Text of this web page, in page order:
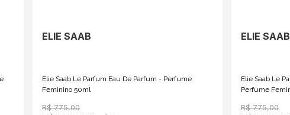
ELIE SAAB
Elie Saab Le Parfum Eau De Parfum - Perfume
Feminino 50ml
R$ 775,00
ELIE SAAB
Elie Saab Le
Perfume
R$ 775,00